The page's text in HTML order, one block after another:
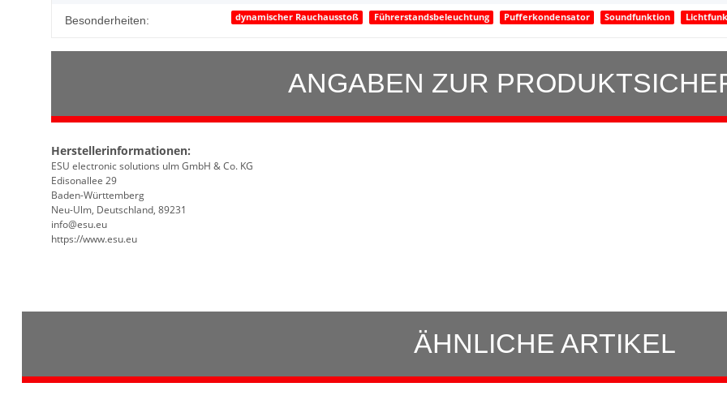
Besonderheiten: dynamischer Rauchausstoß Führerstandsbeleuchtung Pufferkondensator Soundfunktion
ANGABEN ZUR
Herstellerinformationen:
ESU electronic solutions ulm GmbH & Co. KG
Edisonallee 29
Baden-Württemberg
Neu-Ulm, Deutschland, 89231
info@esu.eu
https://www.esu.eu
ÄHNLICHE ARTIKEL